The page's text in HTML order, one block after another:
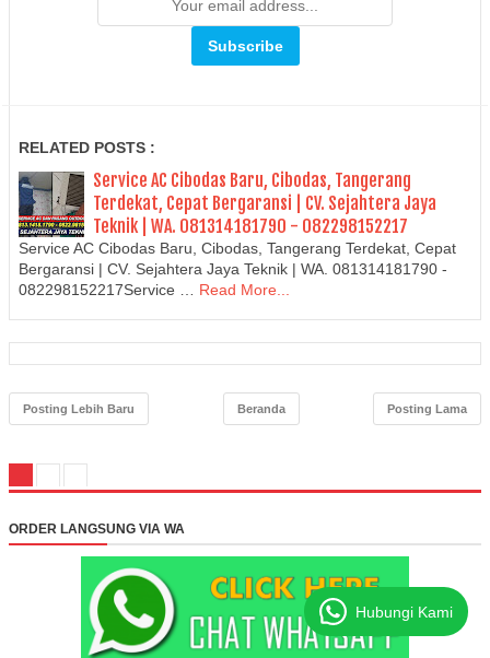
RELATED POSTS :
Service AC Cibodas Baru, Cibodas, Tangerang
Terdekat, Cepat Bergaransi | CV. Sejahtera Jaya
Teknik | WA. 081314181790 - 082298152217
Service AC Cibodas Baru, Cibodas, Tangerang Terdekat, Cepat
Bergaransi | CV. Sejahtera Jaya Teknik | WA. 081314181790 -
082298152217Service … Read More...
Posting Lebih Baru Posting Lama
Beranda
ORDER LANGSUNG VIA WA
Hubungi Kami